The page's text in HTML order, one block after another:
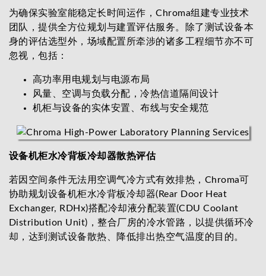
为确保实验室能稳定长时间运作，Chroma组建专业技术
团队，提供全方位规划与建置评估服务。除了测试设备本
身的评估选型外，场域配置所牵涉的诸多工程细节亦不可
忽视，包括：
高功率用电规划与电源布局
风量、空调与负载分配，冷热信道隔间设计
机柜与设备的实体安置、布线与安全规范
设备机柜水冷背板冷却器散热评估
若因空间条件无法用空调气冷方式有效排热，Chroma可
协助规划设备机柜水冷背板冷却器(Rear Door Heat
Exchanger, RDHx)搭配冷却液分配装置(CDU Coolant
Distribution Unit)，整合厂房的冷水管路，以提供循环冷
却，达到测试设备散热、降低排出热空气温度的目的。